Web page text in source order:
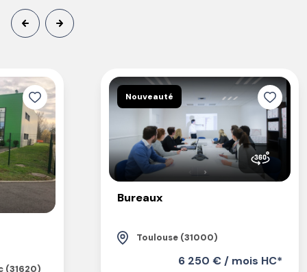
(31620)
Nouveauté
Bureaux
Toulouse (31000)
6 250 € / mois HC*